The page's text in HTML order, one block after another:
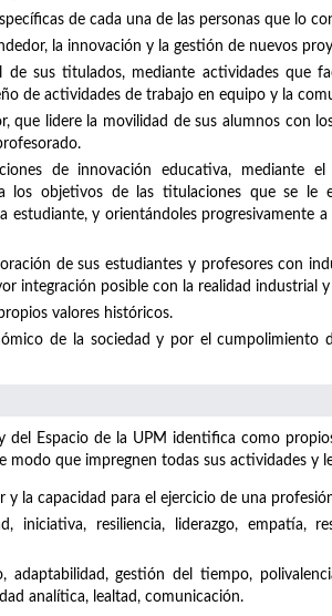
de cada una de las personas que lo
la innovación y la gestión de nuevos
sus titulados, mediante actividades que
de actividades de trabajo en equipo y la
que lidere la movilidad de sus alumnos con
de innovación educativa, mediante
los objetivos de las titulaciones que se le
estudiante, y orientándoles progresivamente
de sus estudiantes y profesores con
integración posible con la realidad industrial y
valores históricos.
de la sociedad y por el cumpolimiento
del Espacio de la UPM identifica como
que impregnen todas sus actividades y
y la capacidad para el ejercicio de una
iniciativa, resiliencia, liderazgo, empatía,
adaptabilidad, gestión del tiempo,
analítica, lealtad, comunicación.